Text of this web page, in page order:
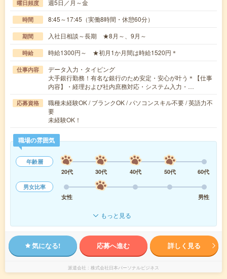
曜日頻度 週5日／月～金
時間 8:45～17:45（実働8時間・休憩60分）
期間 入社日相談～長期 ★8月～、9月～
時給 時給1300円～ ★初月1か月間は時給1520円＊
仕事内容
データ入力・タイピング
大手銀行勤務！有名な銀行のため安定・安心が叶う＊【仕事
内容】・経理および社内庶務対応・システム入力・…
応募資格
職種未経験OK / ブランクOK / パソコンスキル不要 / 英語力不
要
未経験OK！
職場の雰囲気
年齢層
20代
30代 40代 50代
60代
男女比率
女性
男性
もっと見る
気になる! 応募へ進む 詳しく見る
派遣会社 株式会社日本パーソナルビジネス